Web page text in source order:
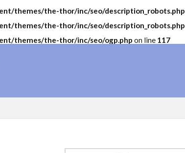
themes/the-thor/inc/seo/description_robots.php
themes/the-thor/inc/seo/description_robots.php
themes/the-thor/inc/seo/ogp.php on line 117